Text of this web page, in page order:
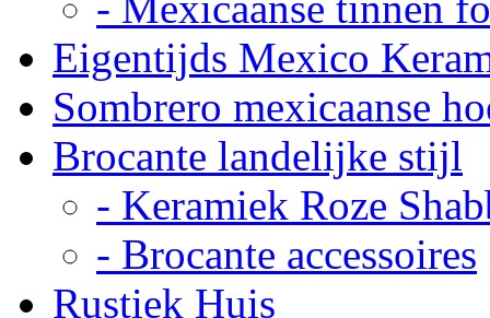
Eigentijds Mexico
Sombrero mexicaanse
Brocante landelijke stijl
- Keramiek Roze
- Brocante accessoires
Rustiek Huis